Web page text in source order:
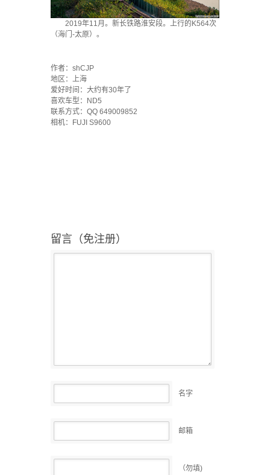
2019年11月。新长铁路淮安段。上行的K564次
（海门-太原）。
作者：shCJP
地区：上海
爱好时间：大约有30年了
喜欢车型：ND5
联系方式：QQ 649009852
相机：FUJI S9600
留言（免注册）
名字
邮箱
（勿填)